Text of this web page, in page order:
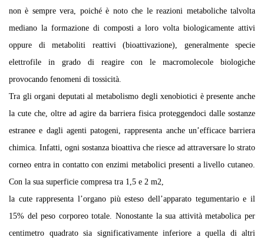
non è sempre vera, poiché è noto che le reazioni metaboliche talvolta
mediano la formazione di composti a loro volta biologicamente attivi
oppure di metaboliti reattivi (bioattivazione), generalmente specie
elettrofile in grado di reagire con le macromolecole biologiche
provocando fenomeni di tossicità.
Tra gli organi deputati al metabolismo degli xenobiotici è presente anche
la cute che, oltre ad agire da barriera fisica proteggendoci dalle sostanze
estranee e dagli agenti patogeni, rappresenta anche un’efficace barriera
chimica. Infatti, ogni sostanza bioattiva che riesce ad attraversare lo strato
corneo entra in contatto con enzimi metabolici presenti a livello cutaneo.
Con la sua superficie compresa tra 1,5 e 2 m2,
la cute rappresenta l’organo più esteso dell’apparato tegumentario e il
15% del peso corporeo totale. Nonostante la sua attività metabolica per
centimetro quadrato sia significativamente inferiore a quella di altri